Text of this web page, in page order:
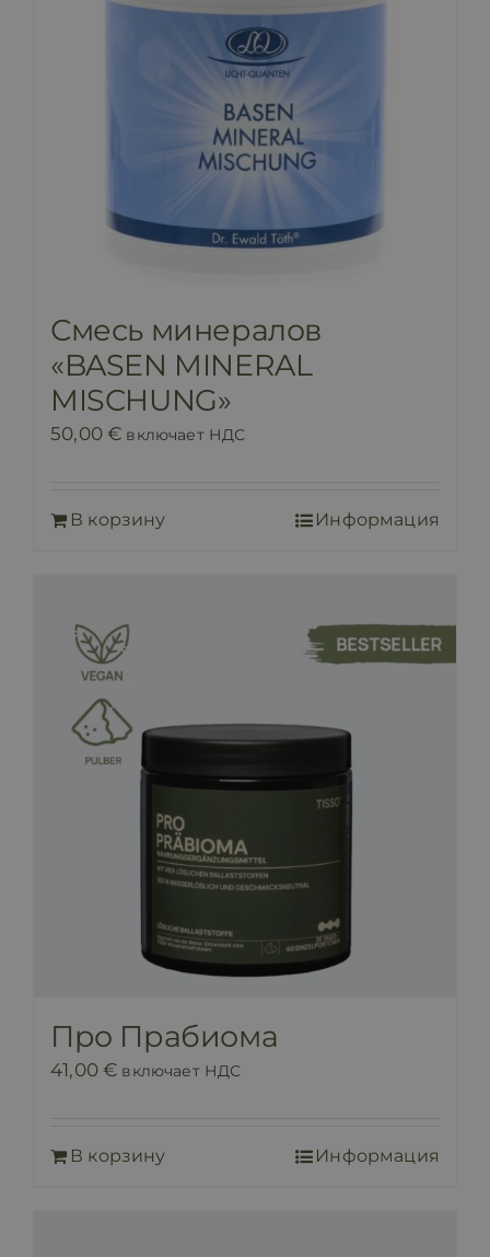
Смесь минералов
«BASEN MINERAL
MISCHUNG»
50,00€ включает НДС
В корзину Информация
Про Прабиома
41,00€ включает НДС
В корзину Информация